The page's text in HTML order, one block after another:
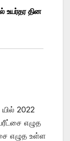
உயர்தர தின
2022
எழுத
எழுத உள்ள